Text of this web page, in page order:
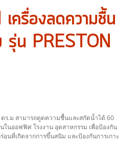
ครื่องลดความชื้น
รุ่น PRESTON
.ม สามารถดูดความชื้นและสกัดน้ำได้ 60
ในออฟฟิศ โรงงาน อุตสาหกรรม เพื่อป้องกัน
อนที่เกิดจากการขึ้นสนิม และป้องกันการเกาะ